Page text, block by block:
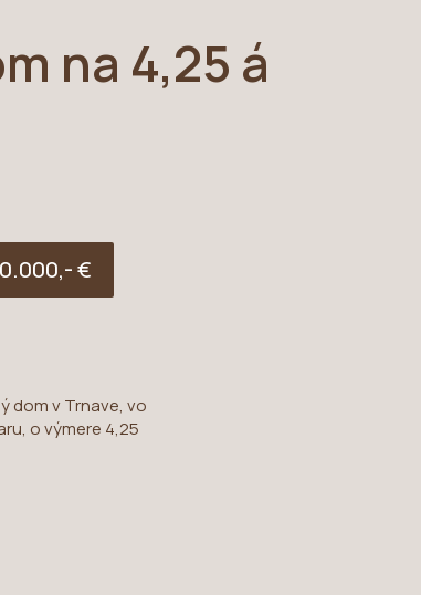
na 4,25 á
€
dom v Trnave, vo
o výmere 4,25